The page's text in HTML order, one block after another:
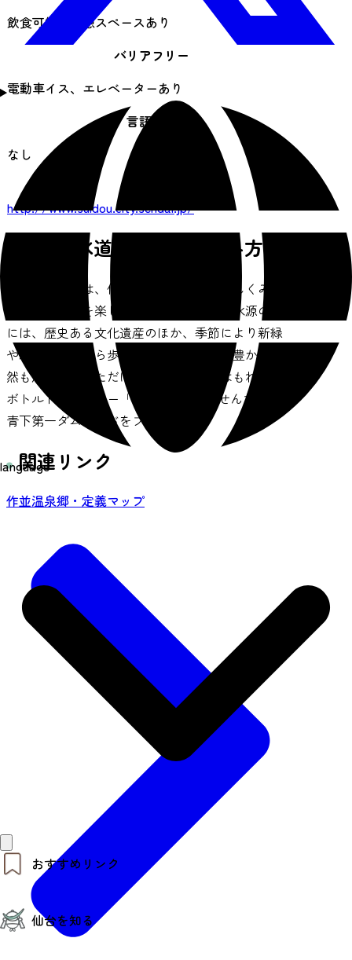
language
おすすめリンク
モデルコース
エリアガイド
仙台を知る
飲食可能な休憩スペースあり
バリアフリー
電動車イス、エレベーターあり
言語対応
なし
http://www.suidou.city.sendai.jp/
仙台市水道記念館の楽しみ方
水道記念館では、仙台市の水道の歴史やしくみ、
水と環境などを楽しく学べます。周囲の水源の森
には、歴史ある文化遺産のほか、季節により新緑
や紅葉を見ながら歩ける散策路もあり、豊かな自
然も満喫していただけます。来館者にはもれなく
ボトルドウォーター「ごくり✦きらりせんだい」と
青下第一ダムカードをプレゼント！
関連リンク
作並温泉郷・定義マップ